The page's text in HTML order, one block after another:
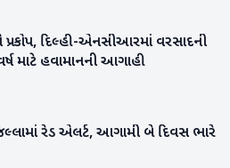
પ્રકોપ, દિલ્હી-એનસીઆરમાં વરસાદની
માટે હવામાનની આગાહી
રેડ એલર્ટ, આગામી બે દિવસ ભારે